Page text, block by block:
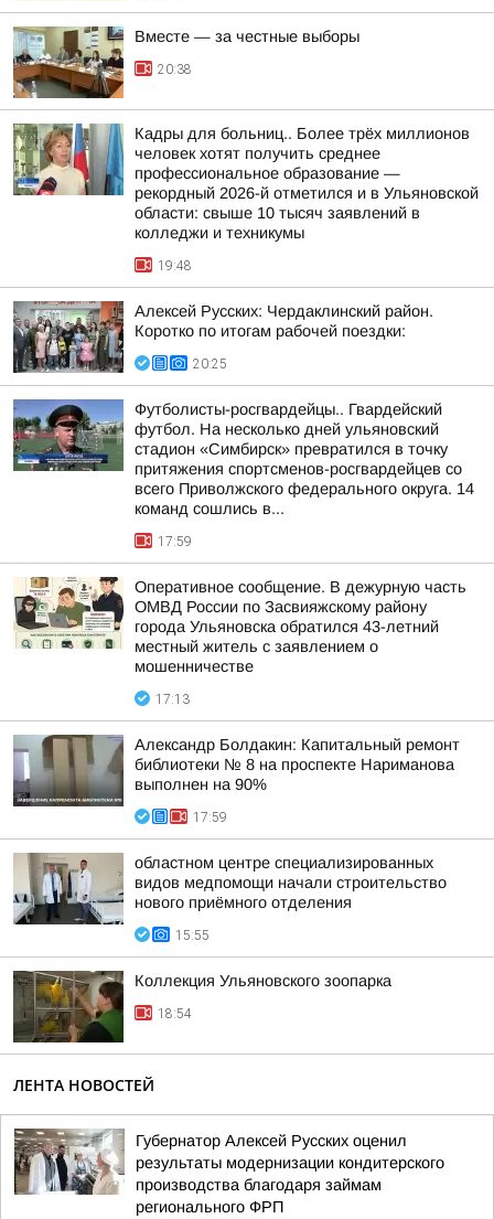
Вместе — за честные выборы
20:38
Кадры для больниц.. Более трёх миллионов
человек хотят получить среднее
профессиональное образование —
рекордный 2026-й отметился и в Ульяновской
области: свыше 10 тысяч заявлений в
колледжи и техникумы
19:48
Алексей Русских: Чердаклинский район.
Коротко по итогам рабочей поездки:
20:25
Футболисты-росгвардейцы.. Гвардейский
футбол. На несколько дней ульяновский
стадион «Симбирск» превратился в точку
притяжения спортсменов-росгвардейцев со
всего Приволжского федерального округа. 14
команд сошлись в...
17:59
Оперативное сообщение. В дежурную часть
ОМВД России по Засвияжскому району
города Ульяновска обратился 43-летний
местный житель с заявлением о
мошенничестве
17:13
Александр Болдакин: Капитальный ремонт
библиотеки № 8 на проспекте Нариманова
выполнен на 90%
17:59
областном центре специализированных
видов медпомощи начали строительство
нового приёмного отделения
15:55
Коллекция Ульяновского зоопарка
18:54
ЛЕНТА НОВОСТЕЙ
Губернатор Алексей Русских оценил
результаты модернизации кондитерского
производства благодаря займам
регионального ФРП